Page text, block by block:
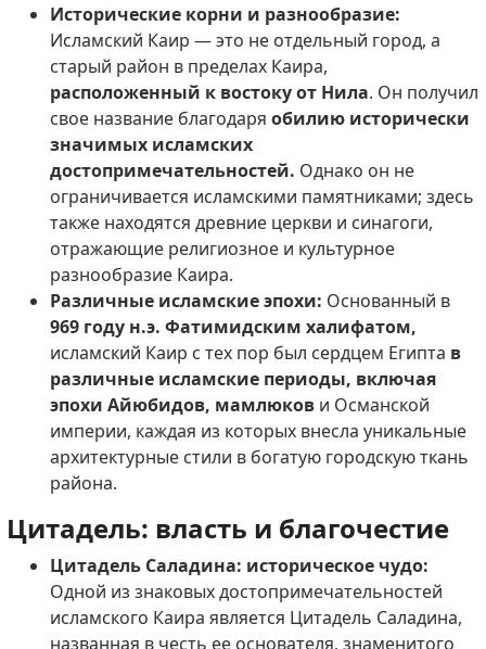
Исторические корни и разнообразие:
Исламский Каир — это не отдельный город, а
старый район в пределах Каира,
расположенный к востоку от Нила. Он получил
свое название благодаря обилию исторически
значимых исламских
достопримечательностей. Однако он не
ограничивается исламскими памятниками; здесь
также находятся древние церкви и синагоги,
отражающие религиозное и культурное
разнообразие Каира.
Различные исламские эпохи: Основанный в
969 году н.э. Фатимидским халифатом,
исламский Каир с тех пор был сердцем Египта в
различные исламские периоды, включая
эпохи Айюбидов, мамлюкови Османской
империи, каждая из которых внесла уникальные
архитектурные стили в богатую городскую ткань
района.
Цитадель: власть и благочестие
Цитадель Саладина: историческое чудо:
Одной из знаковых достопримечательностей
исламского Каира является Цитадель Саладина,
названная в честь ее основателя, знаменитого